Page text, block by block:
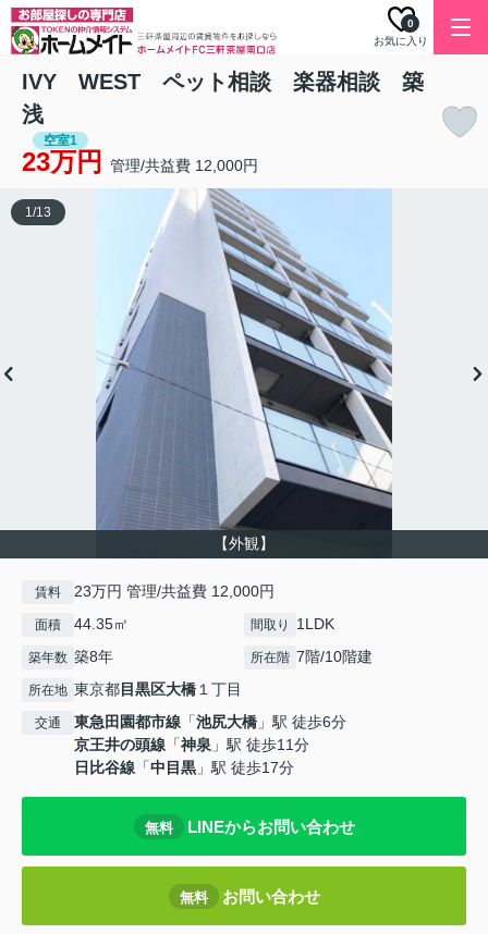
お気に入り
0
IVY WEST ペット相談 楽器相談 築
浅
空室1
23万円 管理/共益費 12,000円
【外観】
1/13
賃料 23万円 管理/共益費 12,000円
面積 44.35㎡ 間取り 1LDK
築年数 築8年 所在階 7階/10階建
所在地 東京都目黒区大橋１丁目
交通 東急田園都市線 「池尻大橋 」駅 徒歩6分
京王井の頭線 「神泉 」駅 徒歩11分
日比谷線 「中目黒 」駅 徒歩17分
無料 LINEからお問い合わせ
無料 お問い合わせ